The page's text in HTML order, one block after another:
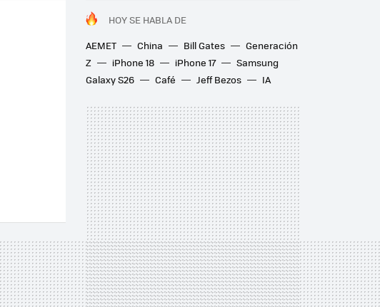
HOY SE HABLA DE
AEMET
China Bill Gates
Generación
Z
iPhone 18 iPhone 17
Samsung
Galaxy S26
Café Jeff Bezos IA